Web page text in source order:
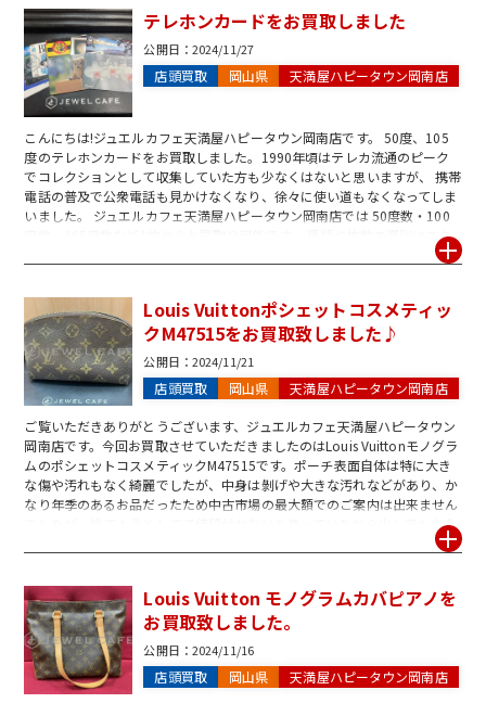
ませ。
テレホンカードをお買取しました
公開日： 2024/11/27
店頭買取 岡山県 天満屋ハピータウン岡南店
こんにちは!ジュエルカフェ天満屋ハピータウン岡南店です。 50度、105
度のテレホンカードをお買取しました。1990年頃はテレカ流通のピーク
でコレクションとして収集していた方も少なくはないと思いますが、 携帯
電話の普及で公衆電話も見かけなくなり、徐々に使い道もなくなってしま
いました。 ジュエルカフェ天満屋ハピータウン岡南店では 50度数・100
度数・105度数など1枚からお買取り可能です。 種類や枚数の選別はスタ
ッフがしっかり行いますのでアルバムごとまとめてお持ち込み頂いても構
い。
Louis Vuittonポシェットコスメティッ
クM47515をお買取致しました♪
公開日： 2024/11/21
店頭買取 岡山県 天満屋ハピータウン岡南店
ご覧いただきありがとうございます、ジュエルカフェ天満屋ハピータウン
岡南店です。今回お買取させていただきましたのはLouis Vuittonモノグラ
ムのポシェットコスメティックM47515です。ポーチ表面自体は特に大き
な傷や汚れもなく綺麗でしたが、中身は剝げや大きな汚れなどがあり、か
なり年季のあるお品だったため中古市場の最大額でのご案内は出来ません
でしたが、捨てようとしてて値段付かないと思っていたから少しでもお金
になって良かったです、と喜んで頂くことが出来ました。ジュエルカフェ
であってもしっかりとお値段をお付けすることが出来ますので、ぜひいつ
でもお気軽にお越しくださいませ。Louis Vuitton モノグラムカバピアノを
お買取致しました。
公開日： 2024/11/16
店頭買取 岡山県 天満屋ハピータウン岡南店